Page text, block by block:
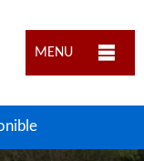
MENU